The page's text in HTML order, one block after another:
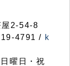
2-54-8
4791 / k
曜日・祝